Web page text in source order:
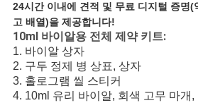
24시간 이내에 견적 및 무료 디지털 증명(
고 배열)을 제공합니다!
10ml 바이알용 전체 제약 키트:
1. 바이알 상자
2. 구두 정제 병 상표, 상자
3. 홀로그램 씰 스티커
4. 10ml 유리 바이알, 회색 고무 마개